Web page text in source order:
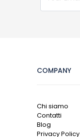
COMPANY
Chi siamo
Contatti
Blog
Privacy Policy